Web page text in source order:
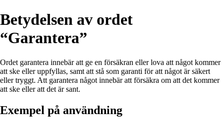
Betydelsen av ordet
“Garantera”
Ordet garantera innebär att ge en försäkran eller lova att något kommer
att ske eller uppfyllas, samt att stå som garanti för att något är säkert
eller tryggt. Att garantera något innebär att försäkra om att det kommer
att ske eller att det är sant.
Exempel på användning